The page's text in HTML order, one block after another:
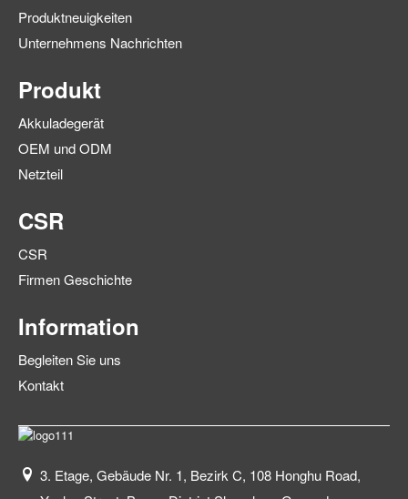
Produktneuigkeiten
Unternehmens Nachrichten
Produkt
Akkuladegerät
OEM und ODM
Netzteil
CSR
CSR
Firmen Geschichte
Information
Begleiten Sie uns
Kontakt
3. Etage, Gebäude Nr. 1, Bezirk C, 108 Honghu Road,